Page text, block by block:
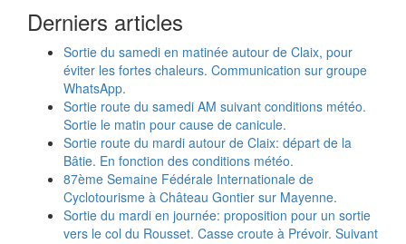
Derniers articles
Sortie du samedi en matinée autour de Claix, pour
éviter les fortes chaleurs. Communication sur groupe
WhatsApp.
Sortie route du samedi AM suivant conditions météo.
Sortie le matin pour cause de canicule.
Sortie route du mardi autour de Claix: départ de la
Bâtie. En fonction des conditions météo.
87ème Semaine Fédérale Internationale de
Cyclotourisme à Château Gontier sur Mayenne.
Sortie du mardi en journée: proposition pour un sortie
vers le col du Rousset. Casse croute à Prévoir. Suivant